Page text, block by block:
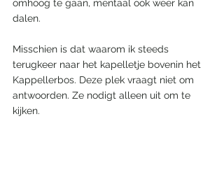
omhoog te gaan, mentaal ook weer kan
dalen.
Misschien is dat waarom ik steeds
terugkeer naar het kapelletje bovenin het
Kappellerbos. Deze plek vraagt niet om
antwoorden. Ze nodigt alleen uit om te
kijken.